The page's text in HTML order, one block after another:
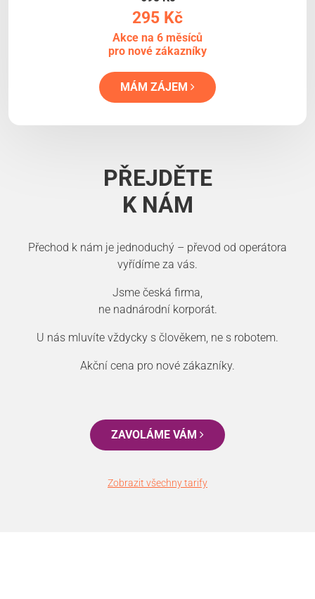
295 Kč
Akce na 6 měsíců
pro nové zákazníky
MÁM ZÁJEM
PŘEJDĚTE
K NÁM
Přechod k nám je jednoduchý – převod od operátora
vyřídíme za vás.
Jsme česká firma,
ne nadnárodní korporát.
U nás mluvíte vždycky s člověkem, ne s robotem.
Akční cena pro nové zákazníky.
ZAVOLÁME VÁM
Zobrazit všechny tarify